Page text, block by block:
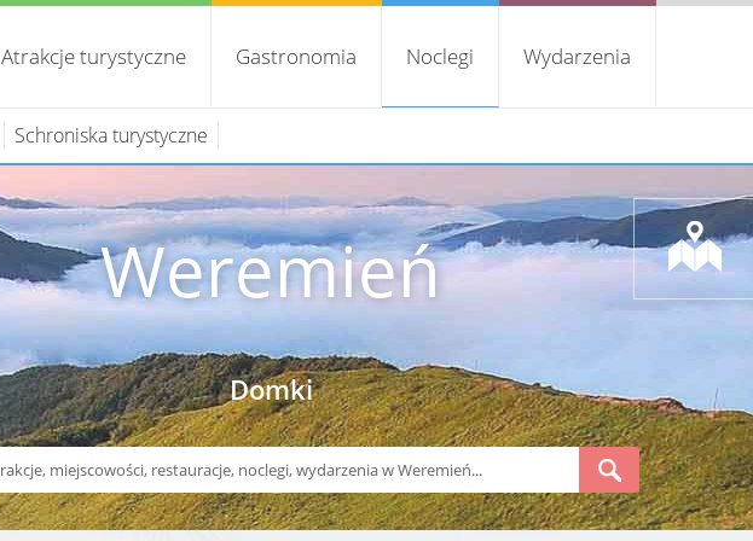
Atrakcje turystyczne Gastronomia Noclegi
Schroniska turystyczne
Wydarzenia
Weremień
Domki